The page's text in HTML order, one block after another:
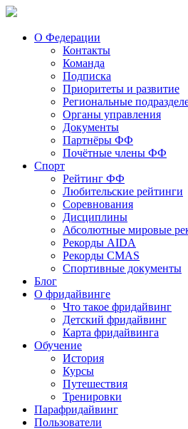
О Федерации
Контакты
Команда
Подписка
Приоритеты и развитие
Региональные
Органы управления
Документы
Партнёры ФФ
Почётные члены ФФ
Спорт
Рейтинг ФФ
Любительские рейтинги
Соревнования
Дисциплины
Абсолютные мировые
Рекорды AIDA
Рекорды CMAS
Спортивные документы
Блог
О фридайвинге
Что такое фридайвинг
Детский фридайвинг
Карта фридайвинга
Обучение
История
Курсы
Путешествия
Тренировки
Парафридайвинг
Пользователи